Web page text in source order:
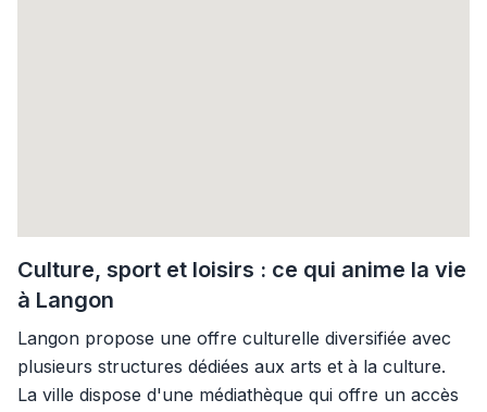
Culture, sport et loisirs : ce qui anime la vie
à Langon
Langon propose une offre culturelle diversifiée avec
plusieurs structures dédiées aux arts et à la culture.
La ville dispose d'une médiathèque qui offre un accès